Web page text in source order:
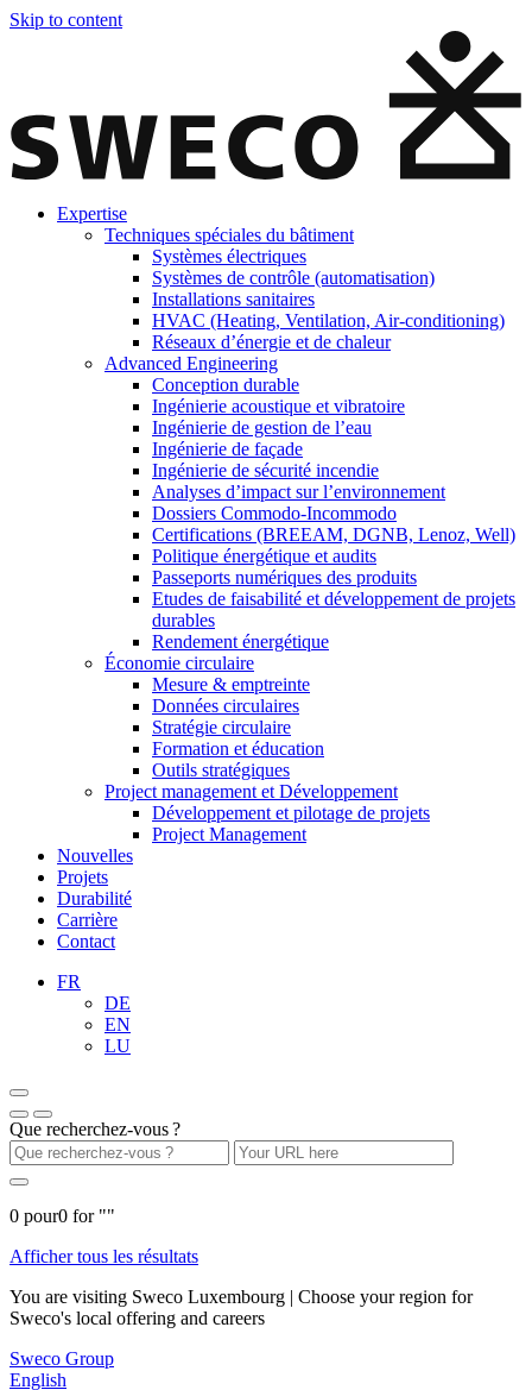
Skip to content
Expertise
Techniques spéciales du bâtiment
Systèmes électriques
Systèmes de contrôle (automatisation)
Installations sanitaires
HVAC (Heating, Ventilation, Air-conditioning)
Réseaux d’énergie et de chaleur
Advanced Engineering
Conception durable
Ingénierie acoustique et vibratoire
Ingénierie de gestion de l’eau
Ingénierie de façade
Ingénierie de sécurité incendie
Analyses d’impact sur l’environnement
Dossiers Commodo-Incommodo
Certifications (BREEAM, DGNB, Lenoz, Well)
Politique énergétique et audits
Passeports numériques des produits
Etudes de faisabilité et développement de projets
durables
Rendement énergétique
Économie circulaire
Mesure & emptreinte
Données circulaires
Stratégie circulaire
Formation et éducation
Outils stratégiques
Project management et Développement
Développement et pilotage de projets
Project Management
Nouvelles
Projets
Durabilité
Carrière
Contact
FR
DE
EN
LU
Que recherchez-vous ?
0 pour0 for ""
Afficher tous les résultats
You are visiting Sweco Luxembourg | Choose your region for
Sweco's local offering and careers
Sweco Group
English